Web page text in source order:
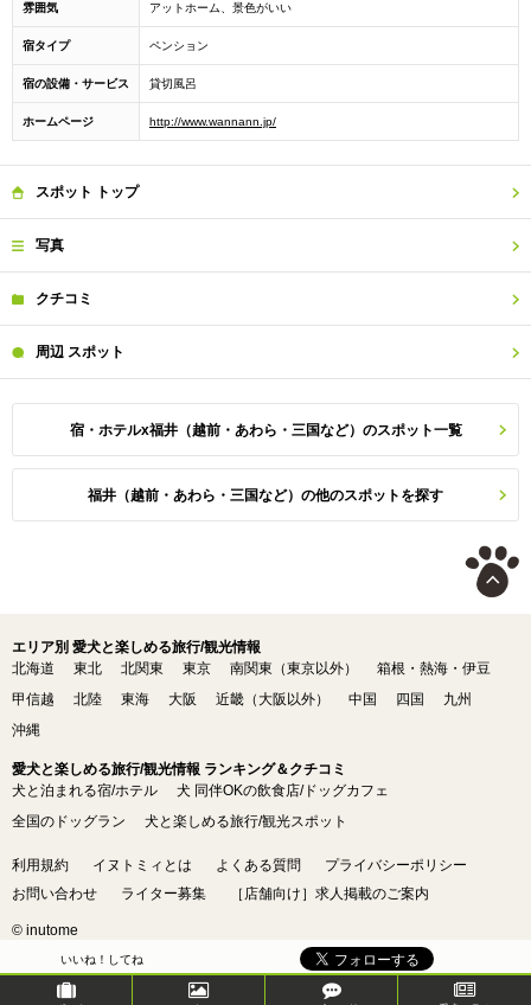
いいね！してね
雰囲気 アットホーム、景色がいい
宿タイプ ペンション
宿の設備・サービス 貸切風呂
ホームページ http://www.wannann.jp/
スポット トップ
写真
クチコミ
周辺 スポット
宿・ホテルx福井（越前・あわら・三国など）のスポット一覧
福井（越前・あわら・三国など）の他のスポットを探す
エリア別 愛犬と楽しめる旅行/観光情報
北海道
東北 北関東 東京 南関東（東京以外）
箱根・熱海・伊豆
甲信越
北陸 東海 大阪 近畿（大阪以外） 中国 四国
九州
沖縄
愛犬と楽しめる旅行/観光情報 ランキング＆クチコミ
犬と泊まれる宿/ホテル
犬 同伴OKの飲食店/ドッグカフェ
全国のドッグラン
犬と楽しめる旅行/観光スポット
利用規約 イヌトミィとは よくある質問
プライバシーポリシー
お問い合わせ
ライター募集 ［店舗向け］求人掲載のご案内
© inutome